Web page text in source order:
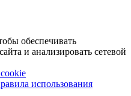
обеспечивать
и анализировать сетевой
использования